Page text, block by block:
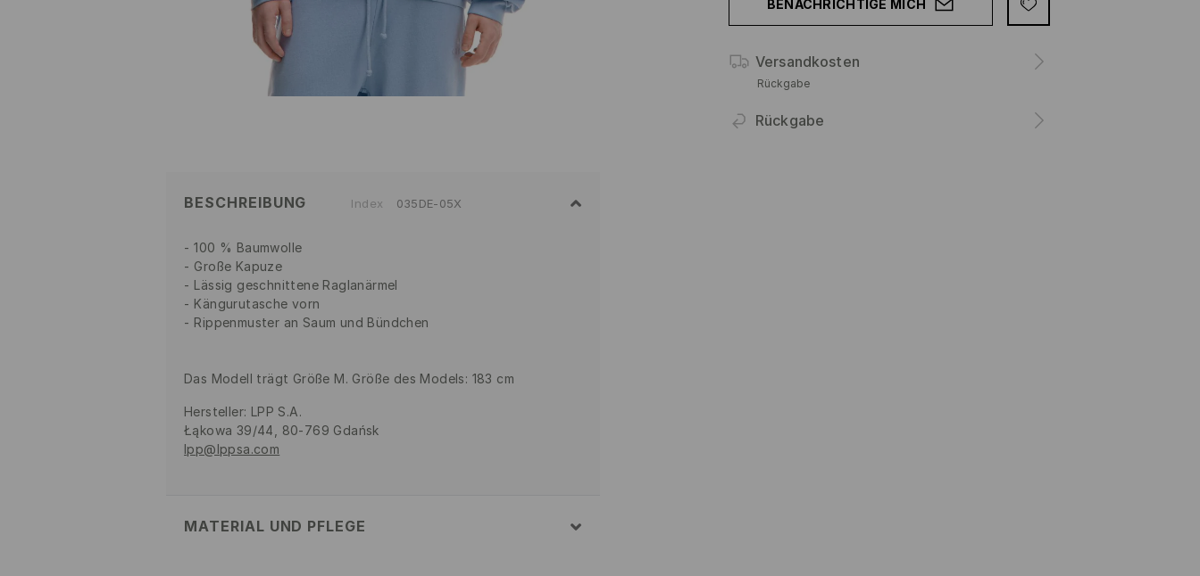
BENACHRICHTIGE MICH
Versandkosten
Rückgabe
Rückgabe
BESCHREIBUNG Index 035DE-05X
100 % Baumwolle
Große Kapuze
Lässig geschnittene Raglanärmel
Kängurutasche vorn
Rippenmuster an Saum und Bündchen
Das Modell trägt Größe M. Größe des Models: 183 cm
Hersteller: LPP S.A.
Łąkowa 39/44, 80-769 Gdańsk
lpp@lppsa.com
MATERIAL UND PFLEGE